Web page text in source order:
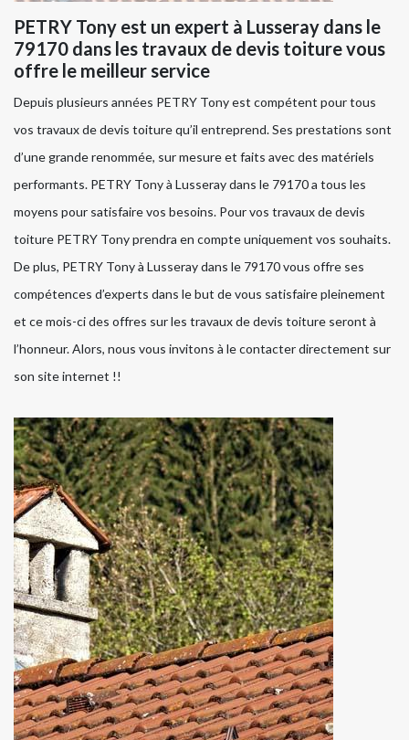
PETRY Tony est un expert à Lusseray dans le
79170 dans les travaux de devis toiture vous
offre le meilleur service
Depuis plusieurs années PETRY Tony est compétent pour tous
vos travaux de devis toiture qu’il entreprend. Ses prestations sont
d’une grande renommée, sur mesure et faits avec des matériels
performants. PETRY Tony à Lusseray dans le 79170 a tous les
moyens pour satisfaire vos besoins. Pour vos travaux de devis
toiture PETRY Tony prendra en compte uniquement vos souhaits.
De plus, PETRY Tony à Lusseray dans le 79170 vous offre ses
compétences d’experts dans le but de vous satisfaire pleinement
et ce mois-ci des offres sur les travaux de devis toiture seront à
l’honneur. Alors, nous vous invitons à le contacter directement sur
son site internet !!